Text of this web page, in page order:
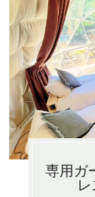
専用ガ